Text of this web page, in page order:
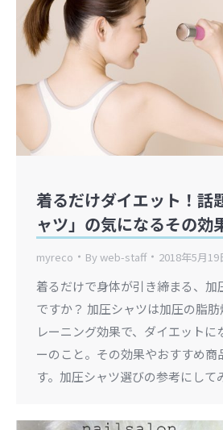
着るだけダイエット！話
ャツ」の気になるその効
myreco Byweb-staff 2018年5月19
着るだけで身体が引き締まる、加
ですか？ 加圧シャツは加圧の脂
レーニング効果で、ダイエットに
ーのこと。その効果やおすすめ商
す。加圧シャツ選びの参考にし